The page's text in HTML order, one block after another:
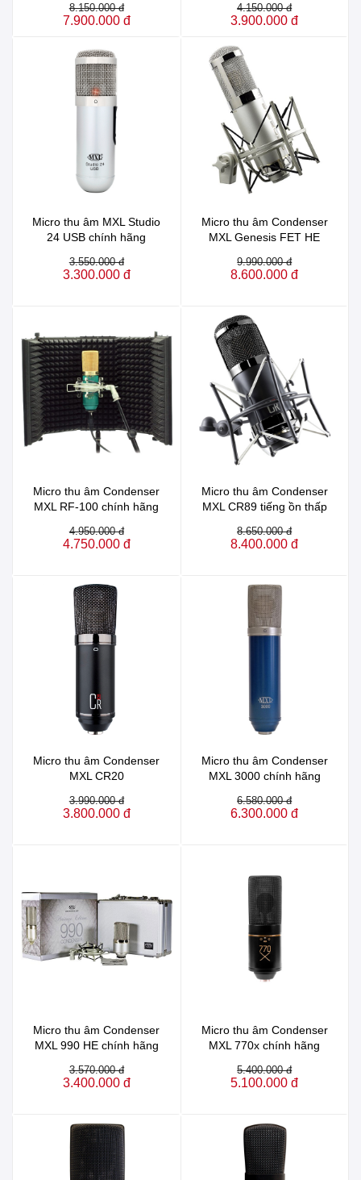
8.150.000 đ
7.900.000 đ
4.150.000 đ
3.900.000 đ
Micro thu âm MXL Studio
24 USB chính hãng
3.550.000 đ
3.300.000 đ
Micro thu âm Condenser
MXL Genesis FET HE
9.990.000 đ
8.600.000 đ
Micro thu âm Condenser
MXL RF-100 chính hãng
4.950.000 đ
4.750.000 đ
Micro thu âm Condenser
MXL CR89 tiếng ồn thấp
8.650.000 đ
8.400.000 đ
Micro thu âm Condenser
MXL CR20
3.990.000 đ
3.800.000 đ
Micro thu âm Condenser
MXL 3000 chính hãng
6.580.000 đ
6.300.000 đ
Micro thu âm Condenser
MXL 990 HE chính hãng
3.570.000 đ
3.400.000 đ
Micro thu âm Condenser
MXL 770x chính hãng
5.400.000 đ
5.100.000 đ